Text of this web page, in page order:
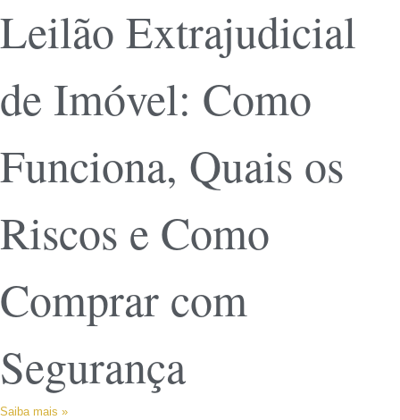
Leilão Extrajudicial
de Imóvel: Como
Funciona, Quais os
Riscos e Como
Comprar com
Segurança
Saiba mais »